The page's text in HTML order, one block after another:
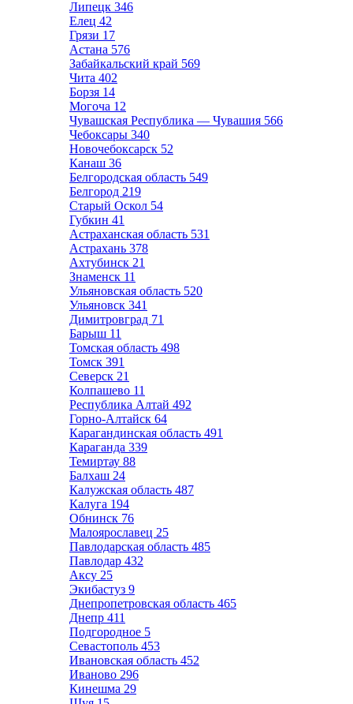
Липецк 346
Елец 42
Грязи 17
Астана 576
Забайкальский край 569
Чита 402
Борзя 14
Могоча 12
Чувашская Республика — Чувашия 566
Чебоксары 340
Новочебоксарск 52
Канаш 36
Белгородская область 549
Белгород 219
Старый Оскол 54
Губкин 41
Астраханская область 531
Астрахань 378
Ахтубинск 21
Знаменск 11
Ульяновская область 520
Ульяновск 341
Димитровград 71
Барыш 11
Томская область 498
Томск 391
Северск 21
Колпашево 11
Республика Алтай 492
Горно-Алтайск 64
Карагандинская область 491
Караганда 339
Темиртау 88
Балхаш 24
Калужская область 487
Калуга 194
Обнинск 76
Малоярославец 25
Павлодарская область 485
Павлодар 432
Аксу 25
Экибастуз 9
Днепропетровская область 465
Днепр 411
Подгородное 5
Севастополь 453
Ивановская область 452
Иваново 296
Кинешма 29